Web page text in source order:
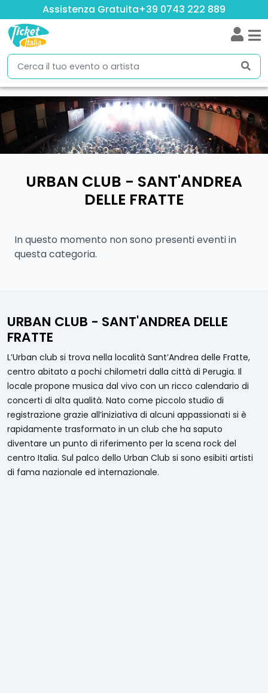
Assistenza Gratuita+39 0743 222 889
URBAN CLUB - SANT'ANDREA
DELLE FRATTE
In questo momento non sono presenti eventi in
questa categoria.
URBAN CLUB - SANT'ANDREA DELLE
FRATTE
L’Urban club si trova nella località Sant’Andrea delle Fratte,
centro abitato a pochi chilometri dalla città di Perugia. Il
locale propone musica dal vivo con un ricco calendario di
concerti di alta qualità. Nato come piccolo studio di
registrazione grazie all’iniziativa di alcuni appassionati si è
rapidamente trasformato in un club che ha saputo
diventare un punto di riferimento per la scena rock del
centro Italia. Sul palco dello Urban Club si sono esibiti artisti
di fama nazionale ed internazionale.